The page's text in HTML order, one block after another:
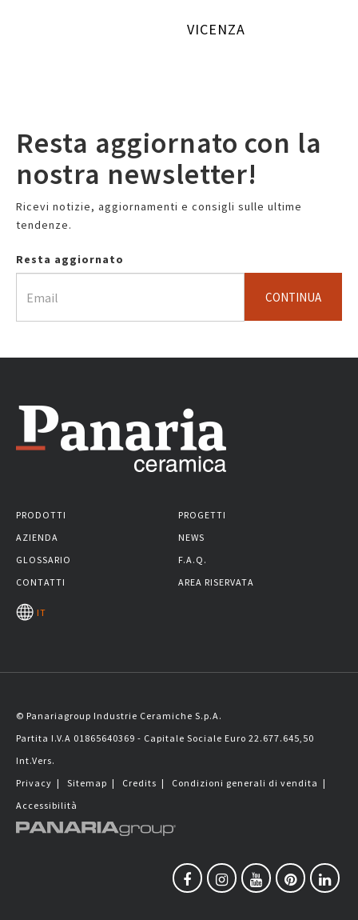
VICENZA
Resta aggiornato con la
nostra newsletter!
Ricevi notizie, aggiornamenti e consigli sulle ultime
tendenze.
Resta aggiornato
CONTINUA
PRODOTTI
PROGETTI
AZIENDA
NEWS
GLOSSARIO
F.A.Q.
CONTATTI
AREA RISERVATA
IT
© Panariagroup Industrie Ceramiche S.p.A.
Partita I.V.A 01865640369 - Capitale Sociale Euro 22.677.645,50
Int.Vers.
Privacy | Sitemap | Credits | Condizioni generali di vendita |
Accessibilità